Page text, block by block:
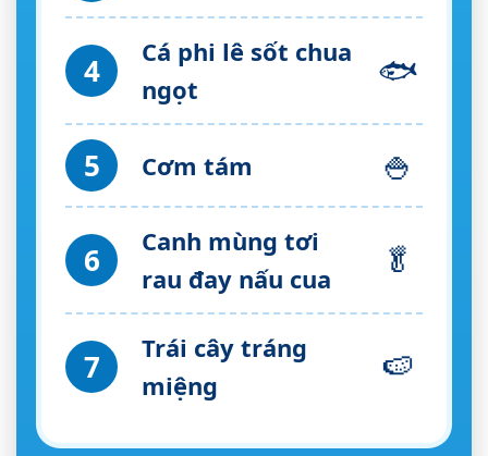
4
Cá phi lê sốt chua
ngọt
🐟
5 Cơm tám 🍚
6
Canh mùng tơi
rau đay nấu cua
🥬
7
Trái cây tráng
miệng
🍉